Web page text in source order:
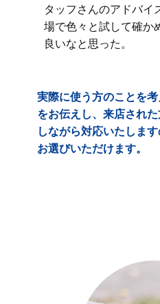
タッフさんのアドバイ
場で色々と試して確か
良いなと思った。
実際に使う方のことを
をお伝えし、来店され
しながら対応いたしま
お選びいただけます。